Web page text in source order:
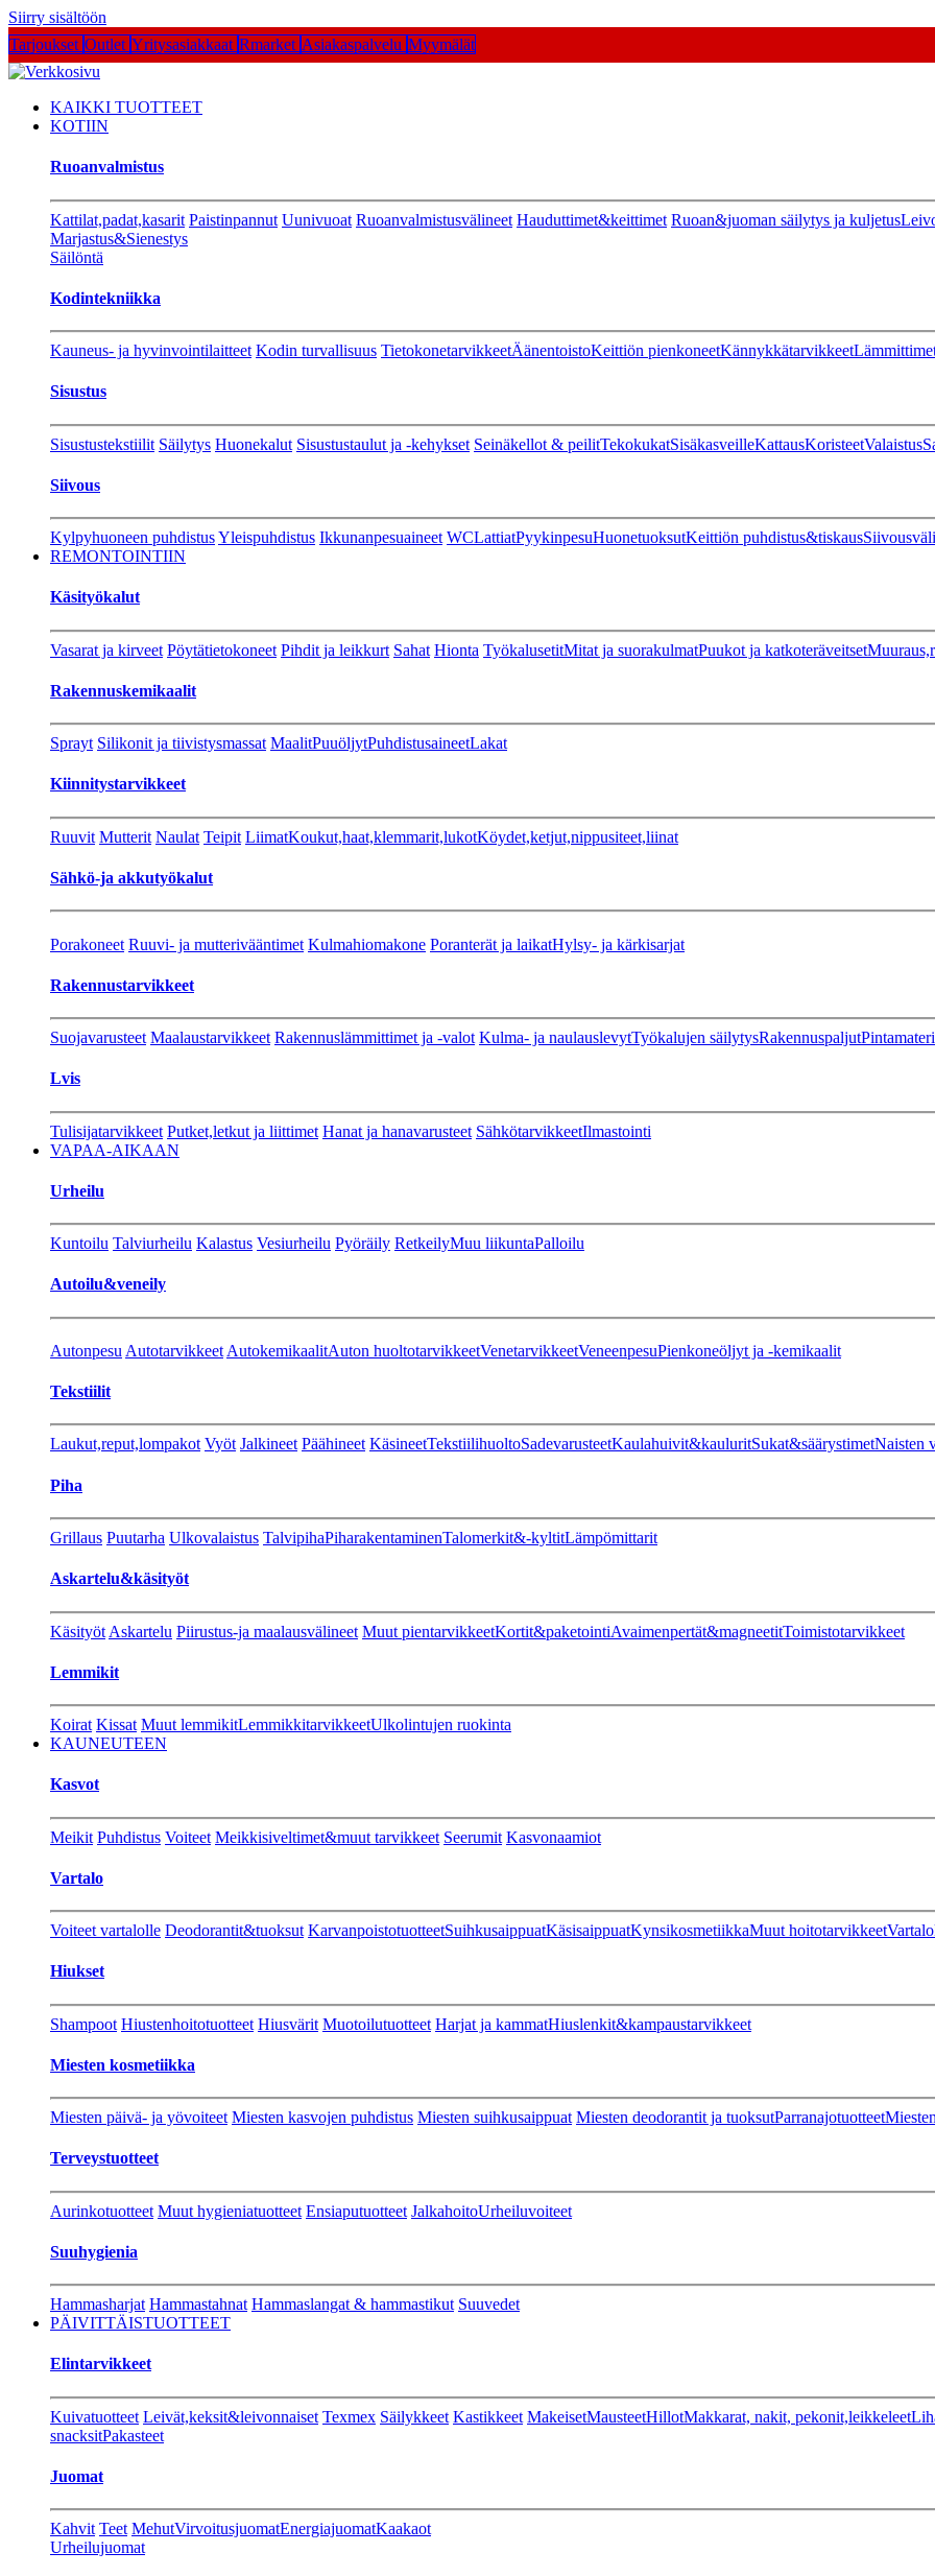
Siirry sisältöön
Tarjoukset Outlet Yritysasiakkaat Rmarket Asiakaspalvelu Myymälät
KAIKKI TUOTTEET
KOTIIN
Ruoanvalmistus
Kattilat,padat,kasarit Paistinpannut Uunivuoat Ruoanvalmistusvälineet Hauduttimet&keittimet Ruoan&juoman säilytys ja kuljetus
Marjastus&Sienestys
Säilöntä
Kodintekniikka
Kauneus- ja hyvinvointilaitteet Kodin turvallisuus TietokonetarvikkeetÄänentoistoKeittiön pienkoneetKännykkätarvikkeet
Sisustus
Sisustustekstiilit Säilytys Huonekalut Sisustustaulut ja -kehykset Seinäkellot & peilitTekokukatSisäkasveilleKattausKoristeetValaistus
Siivous
Kylpyhuoneen puhdistusYleispuhdistus Ikkunanpesuaineet WCLattiatPyykinpesuHuonetuoksutKeittiön puhdistus&tiskaus
REMONTOINTIIN
Käsityökalut
Vasarat ja kirveet Pöytätietokoneet Pihdit ja leikkurt Sahat Hionta TyökalusetitMitat ja suorakulmatPuukot ja katkoteräveitset
Rakennuskemikaalit
Sprayt Silikonit ja tiivistysmassat MaalitPuuöljytPuhdistusaineetLakat
Kiinnitystarvikkeet
Ruuvit Mutterit Naulat Teipit LiimatKoukut,haat,klemmarit,lukotKöydet,ketjut,nippusiteet,liinat
Sähkö-ja akkutyökalut
Porakoneet Ruuvi- ja mutterivääntimet Kulmahiomakone Poranterät ja laikatHylsy- ja kärkisarjat
Rakennustarvikkeet
Suojavarusteet Maalaustarvikkeet Rakennuslämmittimet ja -valot Kulma- ja naulauslevytTyökalujen säilytysRakennuspaljut
Lvis
Tulisijatarvikkeet Putket,letkut ja liittimet Hanat ja hanavarusteet SähkötarvikkeetIlmastointi
VAPAA-AIKAAN
Urheilu
Kuntoilu Talviurheilu Kalastus Vesiurheilu Pyöräily RetkeilyMuu liikuntaPalloilu
Autoilu&veneily
Autonpesu Autotarvikkeet AutokemikaalitAuton huoltotarvikkeetVenetarvikkeetVeneenpesuPienkoneöljyt ja -kemikaalit
Tekstiilit
Laukut,reput,lompakot Vyöt Jalkineet Päähineet KäsineetTekstiilihuoltoSadevarusteetKaulahuivit&kauluritSukat&säärystimetNaisten
Piha
Grillaus Puutarha Ulkovalaistus TalvipihaPiharakentaminenTalomerkit&-kyltitLämpömittarit
Askartelu&käsityöt
Käsityöt Askartelu Piirustus-ja maalausvälineet Muut pientarvikkeetKortit&paketointiAvaimenpertät&magneetitToimistotarvikkeet
Lemmikit
Koirat Kissat Muut lemmikitLemmikkitarvikkeetUlkolintujen ruokinta
KAUNEUTEEN
Kasvot
Meikit Puhdistus Voiteet Meikkisiveltimet&muut tarvikkeet Seerumit Kasvonaamiot
Vartalo
Voiteet vartalolle Deodorantit&tuoksut KarvanpoistotuotteetSuihkusaippuatKäsisaippuatKynsikosmetiikkaMuut hoitotarvikkeet
Hiukset
Shampoot Hiustenhoitotuotteet Hiusvärit Muotoilutuotteet Harjat ja kammatHiuslenkit&kampaustarvikkeet
Miesten kosmetiikka
Miesten päivä- ja yövoiteet Miesten kasvojen puhdistus Miesten suihkusaippuat Miesten deodorantit ja tuoksutParranajotuotteet
Terveystuotteet
Aurinkotuotteet Muut hygieniatuotteet Ensiaputuotteet JalkahoitoUrheiluvoiteet
Suuhygienia
Hammasharjat Hammastahnat Hammaslangat & hammastikut Suuvedet
PÄIVITTÄISTUOTTEET
Elintarvikkeet
Kuivatuotteet Leivät,keksit&leivonnaiset Texmex Säilykkeet Kastikkeet MakeisetMausteetHillotMakkarat, nakit, pekonit,leikkeleet
snacksitPakasteet
Juomat
Kahvit Teet MehutVirvoitusjuomatEnergiajuomatKaakaot
Urheilujuomat